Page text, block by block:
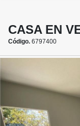
CASA EN
Código. 6797400